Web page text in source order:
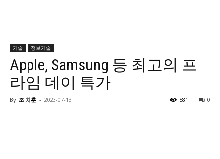
기술 정보기술
Apple, Samsung 등 최고의 프
라임 데이 특가
By 조 치훈 - 2023-07-13 0
581